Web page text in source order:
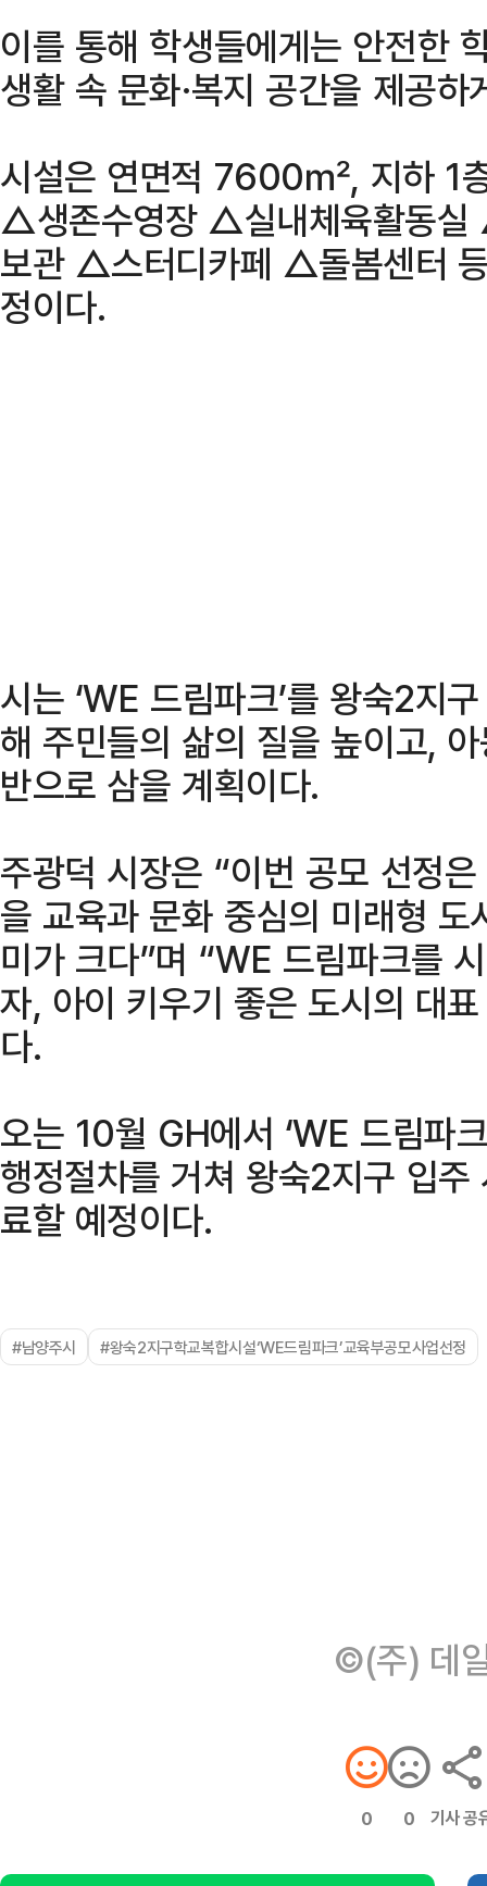
이를 통해 학생들에게는 안전한
생활 속 문화·복지 공간을 제공하
시설은 연면적 7600㎡, 지하 1
△생존수영장 △실내체육활동
보관 △스터디카페 △돌봄센터
정이다.
시는 ‘WE 드림파크’를 왕숙2지
해 주민들의 삶의 질을 높이고,
반으로 삼을 계획이다.
주광덕 시장은 “이번 공모 선정
을 교육과 문화 중심의 미래형
미가 크다”며 “WE 드림파크를
자, 아이 키우기 좋은 도시의 대
다.
오는 10월 GH에서 ‘WE 드림파
행정절차를 거쳐 왕숙2지구 입
료할 예정이다.
#남양주시 #왕숙2지구학교복합시설‘WE드림파크’교육부공모사업선정
©(주) 데
0 0 기사 공